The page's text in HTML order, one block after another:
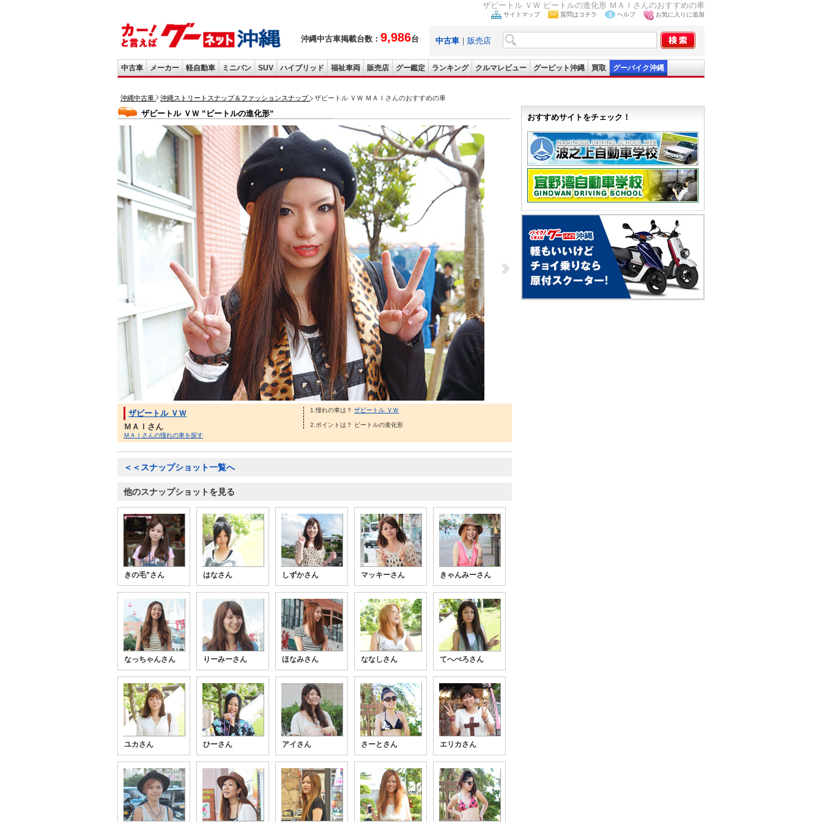
ザビートル ＶＷ ビートルの進化形 ＭＡＩさんのおすすめの車
沖縄中古車掲載台数： 9,986台
サイトマップ 質問はコチラ ヘルプ お気に入りに追加
中古車 ｜ 販売店
中古車 メーカー 軽自動車 ミニバン SUV ハイブリッド 福祉車両 販売店 グー鑑定 ランキング クルマレビュー グーピット沖縄 買取 グーバイク沖縄
沖縄中古車 沖縄ストリートスナップ＆ファッションスナップ ザビートル ＶＷ ＭＡＩさんのおすすめの車
ザビートル ＶＷ “ビートルの進化形“
ザビートル ＶＷ
ＭＡＩさん
ＭＡＩさんの憧れの車を探す
1.憧れの車は？ ザビートル ＶＷ
2.ポイントは？ ビートルの進化形
＜＜スナップショット一覧へ
他のスナップショットを見る
きの毛”さん はなさん しずかさん マッキーさん きゃんみーさん
なっちゃんさん りーみーさん ほなみさん ななしさん てへぺろさん
ユカさん ひーさん アイさん さーとさん エリカさん
おすすめサイトをチェック！